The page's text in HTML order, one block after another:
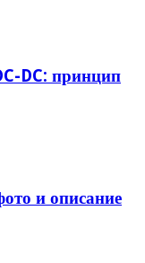
DC: принцип
и описание